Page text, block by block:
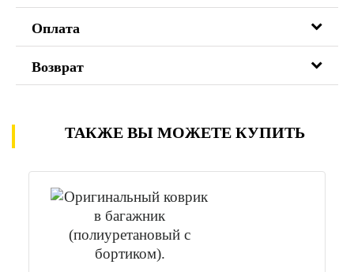
Оплата
Возврат
ТАКЖЕ ВЫ МОЖЕТЕ КУПИТЬ